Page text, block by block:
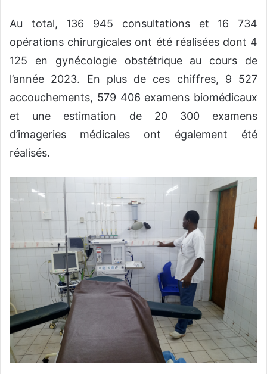
Au total, 136 945 consultations et 16 734
opérations chirurgicales ont été réalisées dont 4
125 en gynécologie obstétrique au cours de
l’année 2023. En plus de ces chiffres, 9 527
accouchements, 579 406 examens biomédicaux
et une estimation de 20 300 examens
d’imageries médicales ont également été
réalisés.